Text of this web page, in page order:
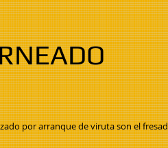
por arranque de viruta son el